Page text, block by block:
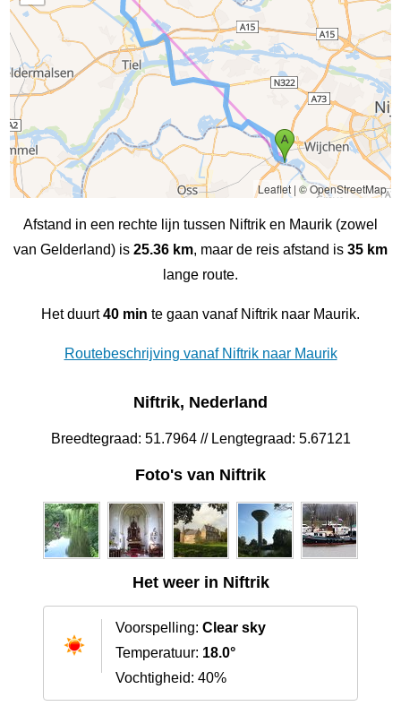
Leaflet| © OpenStreetMap
Afstand in een rechte lijn tussen Niftrik en Maurik (zowel
van Gelderland) is 25.36 km, maar de reis afstand is 35 km
lange route.
Het duurt40 min te gaan vanaf Niftrik naar Maurik.
Routebeschrijving vanaf Niftrik naar Maurik
Niftrik, Nederland
Breedtegraad: 51.7964 // Lengtegraad: 5.67121
Foto's van Niftrik
Het weer in Niftrik
Voorspelling: Clear sky
Temperatuur: 18.0°
Vochtigheid: 40%